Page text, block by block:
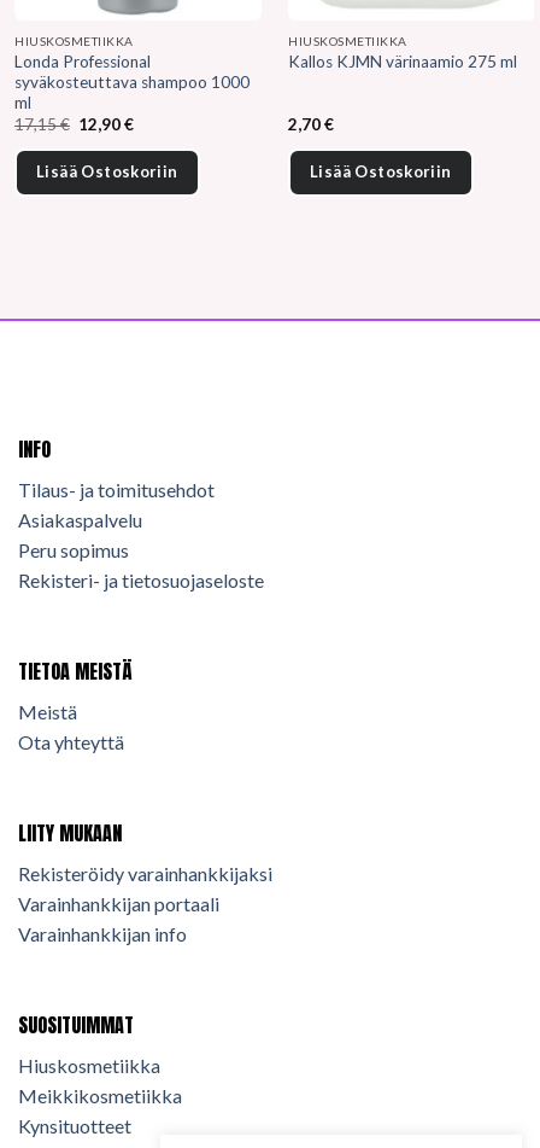
HIUSKOSMETIIKKA
Londa Professional
syväkosteuttava shampoo 1000
ml
17,15€ Alkuperäinen
hinta
oli:
17,15 €.
12,90€Nykyinen
on:
12,90 €.
Lisää Ostoskoriin
HIUSKOSMETIIKKA
Kallos KJMN värinaamio 275 ml
2,70€
Lisää Ostoskoriin
INFO
Tilaus- ja toimitusehdot
Asiakaspalvelu
Peru sopimus
Rekisteri- ja tietosuojaseloste
TIETOA MEISTÄ
Meistä
Ota yhteyttä
LIITY MUKAAN
Rekisteröidy varainhankkijaksi
Varainhankkijan portaali
Varainhankkijan info
SUOSITUIMMAT
Hiuskosmetiikka
Meikkikosmetiikka
Kynsituotteet